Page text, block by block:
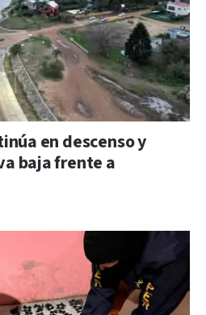
en descenso y
baja frente a